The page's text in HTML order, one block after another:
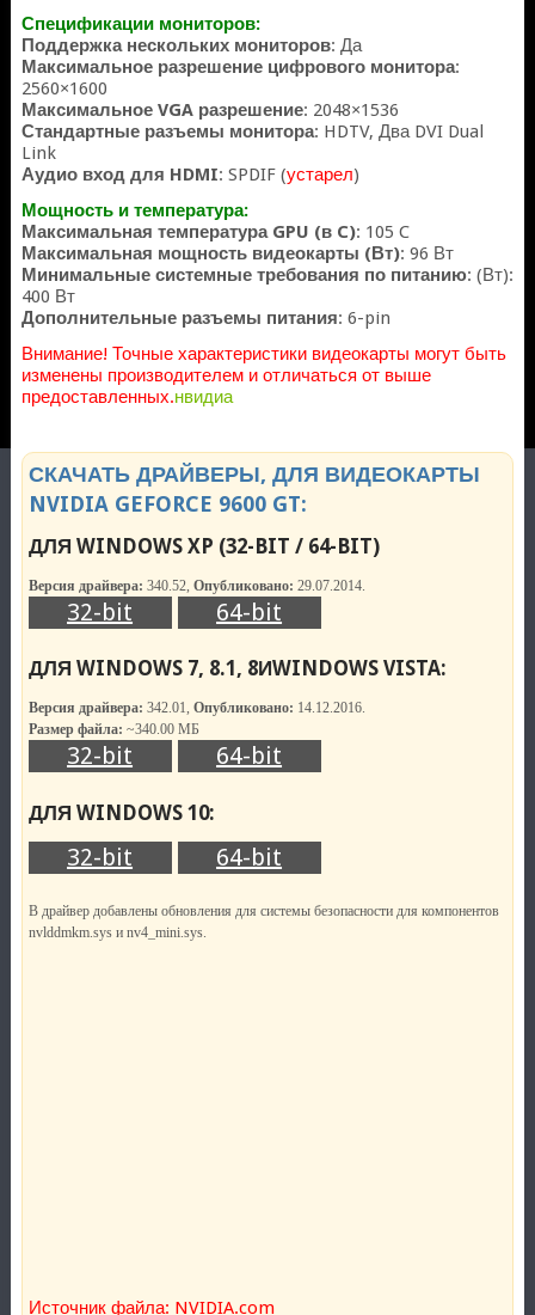
Спецификации мониторов:
Поддержка нескольких мониторов: Да
Максимальное разрешение цифрового монитора:
2560×1600
Максимальное VGA разрешение: 2048×1536
Стандартные разъемы монитора: HDTV, Два DVI Dual
Link
Аудио вход для HDMI: SPDIF (устарел)
Мощность и температура:
Максимальная температура GPU (в C): 105 C
Максимальная мощность видеокарты (Вт): 96 Вт
Минимальные системные требования по питанию: (Вт):
400 Вт
Дополнительные разъемы питания: 6-pin
Внимание! Точные характеристики видеокарты могут быть
изменены производителем и отличаться от выше
предоставленных.нвидиа
СКАЧАТЬ ДРАЙВЕРЫ, ДЛЯ ВИДЕОКАРТЫ
NVIDIA GEFORCE 9600 GT:
ДЛЯ WINDOWS XP (32-BIT / 64-BIT)
Версия драйвера: 340.52, Опубликовано: 29.07.2014.
32-bit 64-bit
ДЛЯ WINDOWS 7, 8.1, 8ИWINDOWS VISTA:
Версия драйвера: 342.01, Опубликовано: 14.12.2016.
Размер файла: ~340.00 МБ
32-bit 64-bit
ДЛЯ WINDOWS 10:
32-bit 64-bit
В драйвер добавлены обновления для системы безопасности для компонентов
nvlddmkm.sys и nv4_mini.sys.
Источник файла: NVIDIA.com